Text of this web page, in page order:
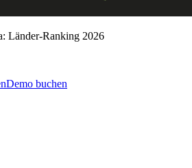
Länder-Ranking 2026
Demo buchen